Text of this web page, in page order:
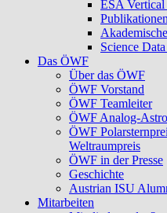
ESA
Publikationen
Science
Das ÖWF
Über das ÖWF
ÖWF Vorstand
ÖWF Teamleiter
ÖWF Analog-
ÖWF
Weltraumpreis
ÖWF in der Presse
Geschichte
Austrian ISU
Mitarbeiten